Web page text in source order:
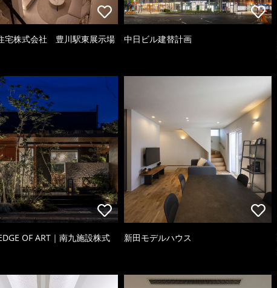
宅株式会社 豊川駅東展示場 中日ビル建替計画
OF ART｜南九施設株式 新田モデルハウス